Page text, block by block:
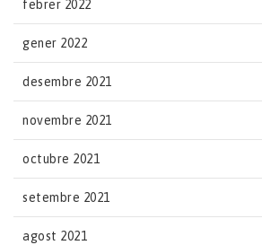
febrer 2022
gener 2022
desembre 2021
novembre 2021
octubre 2021
setembre 2021
agost 2021